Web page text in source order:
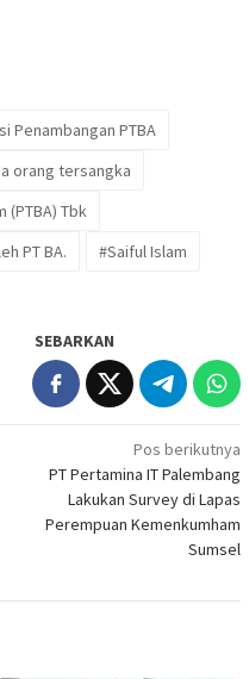
Penambangan PTBA
orang tersangka
(PTBA) Tbk
PT BA.
#Saiful Islam
SEBARKAN
Pos berikutnya
PT Pertamina IT Palembang
Lakukan Survey di Lapas
Perempuan Kemenkumham
Sumsel